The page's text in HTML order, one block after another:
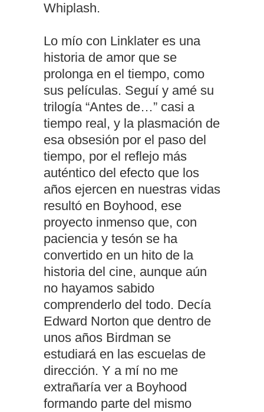
Whiplash.
Lo mío con Linklater es una
historia de amor que se
prolonga en el tiempo, como
sus películas. Seguí y amé su
trilogía “Antes de…” casi a
tiempo real, y la plasmación de
esa obsesión por el paso del
tiempo, por el reflejo más
auténtico del efecto que los
años ejercen en nuestras vidas
resultó en Boyhood, ese
proyecto inmenso que, con
paciencia y tesón se ha
convertido en un hito de la
historia del cine, aunque aún
no hayamos sabido
comprenderlo del todo. Decía
Edward Norton que dentro de
unos años Birdman se
estudiará en las escuelas de
dirección. Y a mí no me
extrañaría ver a Boyhood
formando parte del mismo